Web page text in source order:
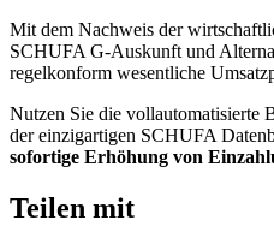
Mit dem Nachweis der
SCHUFA G-Auskunft und
regelkonform wesentliche
Nutzen Sie die vollautomatisierte
der einzigartigen SCHUFA
sofortige Erhöhung von
Teilen mit